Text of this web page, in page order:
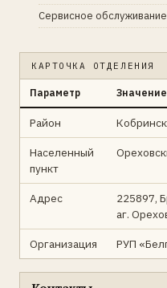
Сервисное
КАРТОЧКА ОТДЕЛЕНИЯ
Параметр Значение
Район
Населенный
пункт
Адрес
225897,
аг.
Организация РУП